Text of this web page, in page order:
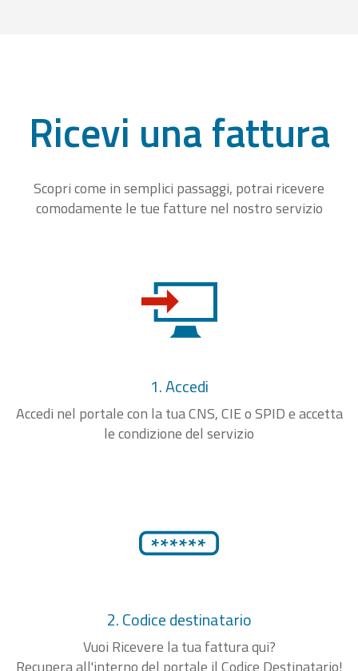
Ricevi una fattura
Scopri come in semplici passaggi, potrai ricevere
comodamente le tue fatture nel nostro servizio
1. Accedi
Accedi nel portale con la tua CNS, CIE o SPID e accetta
le condizione del servizio
2. Codice destinatario
Vuoi Ricevere la tua fattura qui?
Recupera all'interno del portale il Codice Destinatario!